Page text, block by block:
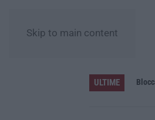
Skip to main content
ULTIME